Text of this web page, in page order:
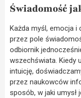
Świadomość
Każda myśl, emocja i
przez pole
odbiornik
wszechświata. Kiedy
intuicję,
przez naukowców
sposób, w jaki